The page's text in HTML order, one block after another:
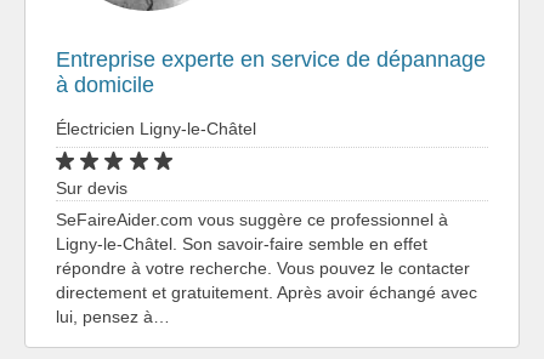
Entreprise experte en service de dépannage
à domicile
Électricien Ligny-le-Châtel
Sur devis
SeFaireAider.com vous suggère ce professionnel à
Ligny-le-Châtel. Son savoir-faire semble en effet
répondre à votre recherche. Vous pouvez le contacter
directement et gratuitement. Après avoir échangé avec
lui, pensez à…